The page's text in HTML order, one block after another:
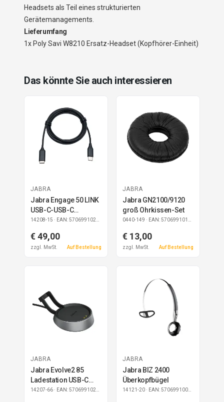
Headsets als Teil eines strukturierten
Gerätemanagements.
Lieferumfang
1x Poly Savi W8210 Ersatz-Headset (Kopfhörer-Einheit)
Das könnte Sie auch interessieren
JABRA
Jabra Engage 50 LINK
USB-C-USB-C
Verlängerung 1,2m
14208-15 · EAN: 5706991021349
€ 49,00
zzgl. MwSt. Auf Bestellung
JABRA
Jabra GN2100/9120
groß Ohrkissen-Set
0440-149 · EAN: 5706991013504
€ 13,00
zzgl. MwSt. Auf Bestellung
JABRA
Jabra Evolve2 85
Ladestation USB-C
schwarz
14207-66 · EAN: 5706991023138
JABRA
Jabra BIZ 2400
Überkopfbügel
14121-20 · EAN: 5706991009408